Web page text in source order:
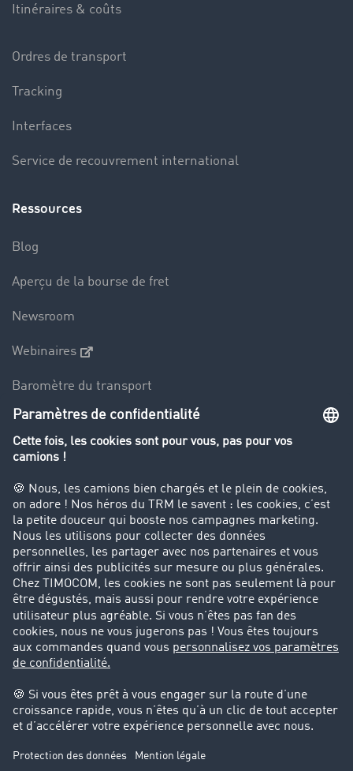
Itinéraires & coûts
Ordres de transport
Tracking
Interfaces
Service de recouvrement international
Ressources
Blog
Aperçu de la bourse de fret
Newsroom
Webinaires
Baromètre du transport
Le dictionnaire du transport
Interdiction de circulation des poids lourds
Entreprise
Parrainage clients
Success Stories
Cadre légal
Mentions légales
Protection des données
Cookie-Einstellungen